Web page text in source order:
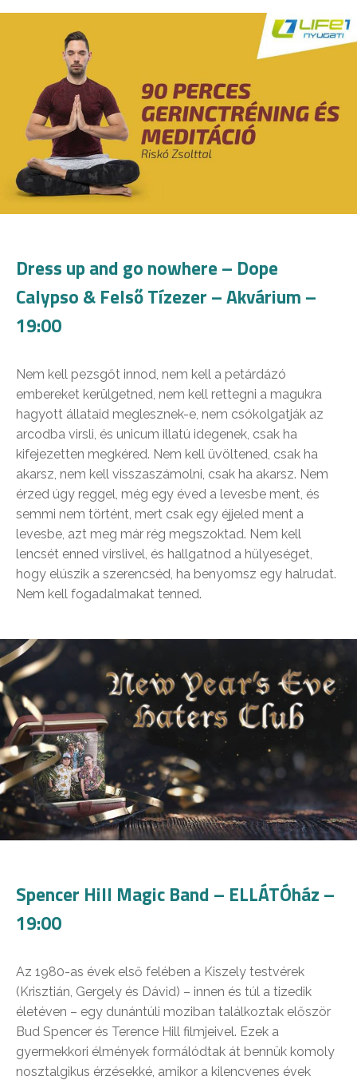
Dress up and go nowhere – Dope
Calypso & Felső Tízezer – Akvárium –
19:00
Nem kell pezsgőt innod, nem kell a petárdázó
embereket kerülgetned, nem kell rettegni a magukra
hagyott állataid meglesznek-e, nem csókolgatják az
arcodba virsli, és unicum illatú idegenek, csak ha
kifejezetten megkéred. Nem kell üvöltened, csak ha
akarsz, nem kell visszaszámolni, csak ha akarsz. Nem
érzed úgy reggel, még egy éved a levesbe ment, és
semmi nem történt, mert csak egy éjjeled ment a
levesbe, azt meg már rég megszoktad. Nem kell
lencsét enned virslivel, és hallgatnod a hülyeséget,
hogy elúszik a szerencséd, ha benyomsz egy halrudat.
Nem kell fogadalmakat tenned.
Spencer Hill Magic Band – ELLÁTÓház –
19:00
Az 1980-as évek első felében a Kiszely testvérek
(Krisztián, Gergely és Dávid) – innen és túl a tizedik
életéven – egy dunántúli moziban találkoztak először
Bud Spencer és Terence Hill filmjeivel. Ezek a
gyermekkori élmények formálódtak át bennük komoly
nosztalgikus érzésekké, amikor a kilencvenes évek